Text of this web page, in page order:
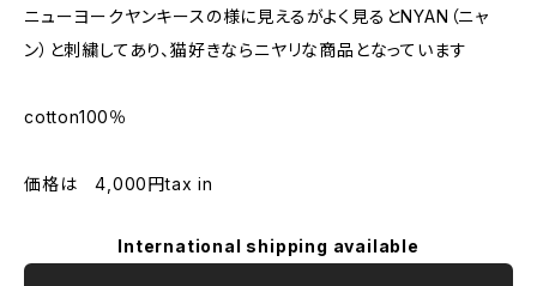
ニューヨークヤンキースの様に見えるがよく見るとNYAN（ニャ
ン）と刺繍してあり、猫好きならニヤリな商品となっています
cotton100％
価格は 4,000円tax in
International shipping available